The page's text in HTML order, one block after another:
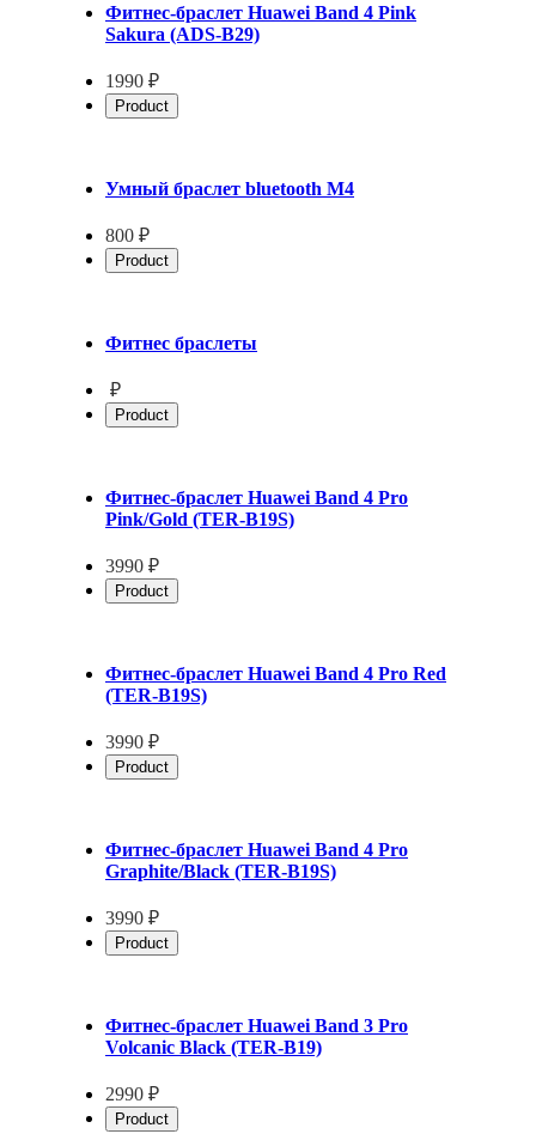
Фитнес-браслет Huawei Band 4 Pink
Sakura (ADS-B29)
1990 ₽
Product
Умный браслет bluetooth M4
800 ₽
Product
Фитнес браслеты
₽
Product
Фитнес-браслет Huawei Band 4 Pro
Pink/Gold (TER-B19S)
3990 ₽
Product
Фитнес-браслет Huawei Band 4 Pro Red
(TER-B19S)
3990 ₽
Product
Фитнес-браслет Huawei Band 4 Pro
Graphite/Black (TER-B19S)
3990 ₽
Product
Фитнес-браслет Huawei Band 3 Pro
Volcanic Black (TER-B19)
2990 ₽
Product